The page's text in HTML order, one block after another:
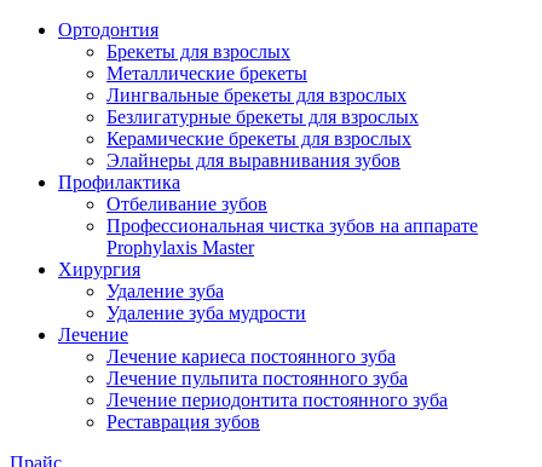
Ортодонтия
Брекеты для взрослых
Металлические брекеты
Лингвальные брекеты для взрослых
Безлигатурные брекеты для взрослых
Керамические брекеты для взрослых
Элайнеры для выравнивания зубов
Профилактика
Отбеливание зубов
Профессиональная чистка зубов на аппарате
Prophylaxis Master
Хирургия
Удаление зуба
Удаление зуба мудрости
Лечение
Лечение кариеса постоянного зуба
Лечение пульпита постоянного зуба
Лечение периодонтита постоянного зуба
Реставрация зубов
Прайс